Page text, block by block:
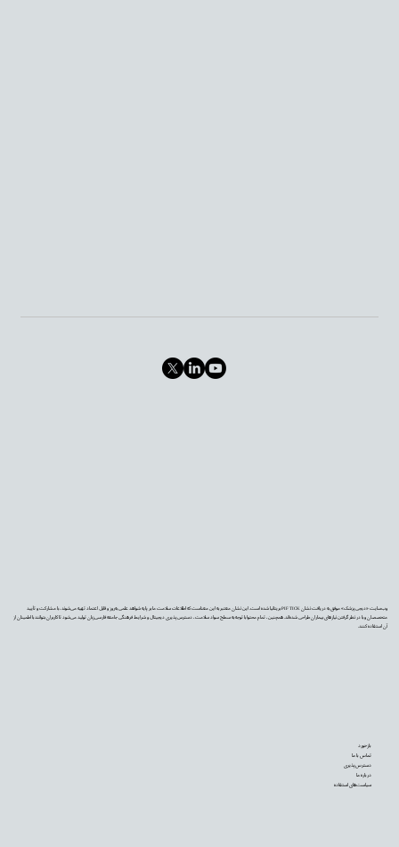
وب‌سایت «دیجی‌پزشک» موفق به دریافت نشان PIF TICK بریتانیا شده است. این نشان معتبر به این معناست که اطلاعات سلامت ما بر پایه شواهد علمی به‌روز و قابل اعتماد تهیه می‌شوند، با مشارکت و تأیید
متخصصان و با در نظر گرفتن نیازهای بیماران طراحی شده‌اند. همچنین، تمام محتوا با توجه به سطح سواد سلامت، دسترس‌پذیری دیجیتال و شرایط فرهنگی جامعه فارسی‌زبان تولید می‌شود تا کاربران بتوانند با اطمینان از
آن استفاده کنند.
بازخورد
تماس با ما
دسترس‌پذیری
درباره ما
سیاست‌های استفاده